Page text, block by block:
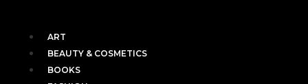
ART
BEAUTY & COSMETICS
BOOKS